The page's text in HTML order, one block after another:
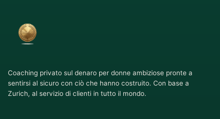
Coaching privato sul denaro per donne ambiziose pronte a
sentirsi al sicuro con ciò che hanno costruito. Con base a
Zurich, al servizio di clienti in tutto il mondo.